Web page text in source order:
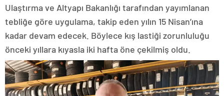
Ulaştırma ve Altyapı Bakanlığı tarafından yayımlanan
tebliğe göre uygulama, takip eden yılın 15 Nisan’ına
kadar devam edecek. Böylece kış lastiği zorunluluğu
önceki yıllara kıyasla iki hafta öne çekilmiş oldu.